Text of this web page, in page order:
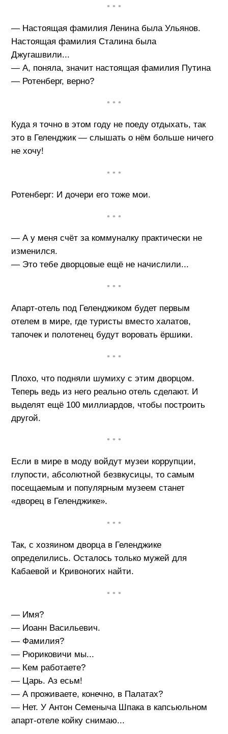
• • •
— Настоящая фамилия Ленина была Ульянов.
Настоящая фамилия Сталина была
Джугашвили...
— А, поняла, значит настоящая фамилия Путина
— Ротенберг, верно?
• • •
Куда я точно в этом году не поеду отдыхать, так
это в Геленджик — слышать о нём больше ничего
не хочу!
• • •
Ротенберг: И дочери его тоже мои.
• • •
— А у меня счёт за коммуналку практически не
изменился.
— Это тебе дворцовые ещё не начислили...
• • •
Апарт-отель под Геленджиком будет первым
отелем в мире, где туристы вместо халатов,
тапочек и полотенец будут воровать ёршики.
• • •
Плохо, что подняли шумиху с этим дворцом.
Теперь ведь из него реально отель сделают. И
выделят ещё 100 миллиардов, чтобы построить
другой.
• • •
Если в мире в моду войдут музеи коррупции,
глупости, абсолютной безвкусицы, то самым
посещаемым и популярным музеем станет
«дворец в Геленджике».
• • •
Так, с хозяином дворца в Геленджике
определились. Осталось только мужей для
Кабаевой и Кривоногих найти.
• • •
— Имя?
— Иоанн Васильевич.
— Фамилия?
— Рюриковичи мы...
— Кем работаете?
— Царь. Аз есьм!
— А проживаете, конечно, в Палатах?
— Нет. У Антон Семеныча Шпака в капсьюльном
апарт-отеле койку снимаю...